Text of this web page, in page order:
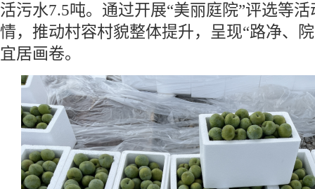
活污水7.5吨。通过开展“美丽庭院”评选等
情，推动村容村貌整体提升，呈现“路净、
宜居画卷。